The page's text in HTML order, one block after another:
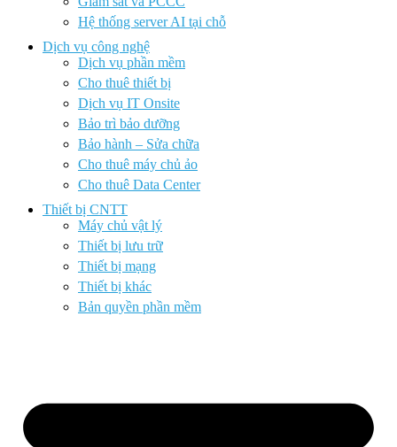
Hệ thống server AI tại chỗ
Dịch vụ công nghệ
Dịch vụ phần mềm
Cho thuê thiết bị
Dịch vụ IT Onsite
Bảo trì bảo dưỡng
Bảo hành – Sửa chữa
Cho thuê máy chủ ảo
Cho thuê Data Center
Thiết bị CNTT
Máy chủ vật lý
Thiết bị lưu trữ
Thiết bị mạng
Thiết bị khác
Bản quyền phần mềm